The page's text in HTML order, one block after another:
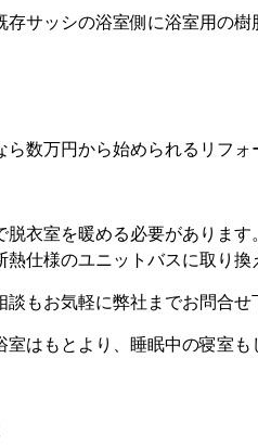
サッシの浴室側に浴室用の樹
数万円から始められるリフォ
衣室を暖める必要がありま
仕様のユニットバスに取り換
もお気軽に弊社までお問合
はもとより、睡眠中の寝室